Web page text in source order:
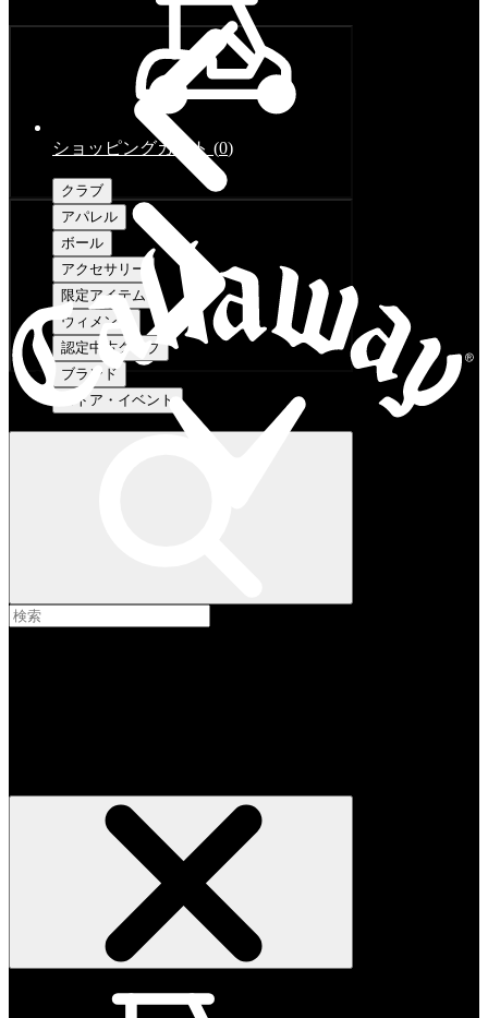
ショッピングカート (0)
クラブ
アパレル
ボール
アクセサリー
限定アイテム
ウィメンズ
認定中古クラブ
ブランド
ストア・イベント